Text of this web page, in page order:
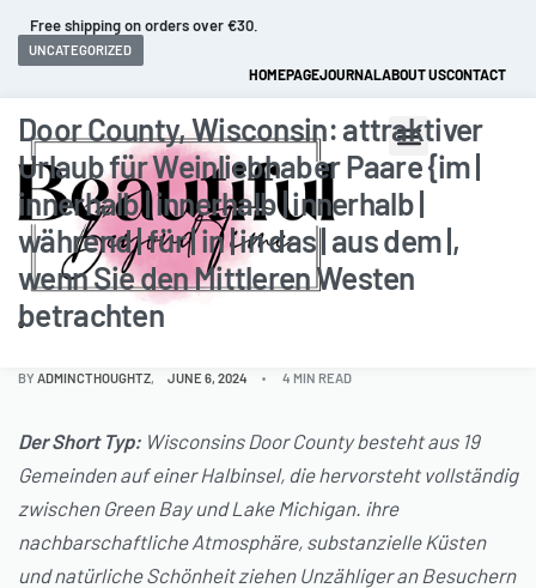
Free shipping on orders over €30.
HOMEPAGEJOURNALABOUT USCONTACT
0
UNCATEGORIZED
Door County, Wisconsin: attraktiver
Urlaub für Weinliebhaber Paare {im |
innerhalb | innerhalb | innerhalb |
während | für | in | in das | aus dem |,
wenn Sie den Mittleren Westen
betrachten
BYADMINCTHOUGHTZ JUNE 6, 2024 4 MIN READ
Der Short Typ: Wisconsins Door County besteht aus 19
Gemeinden auf einer Halbinsel, die hervorsteht vollständig
zwischen Green Bay und Lake Michigan. ihre
nachbarschaftliche Atmosphäre, substanzielle Küsten
und natürliche Schönheit ziehen Unzähliger an Besuchern